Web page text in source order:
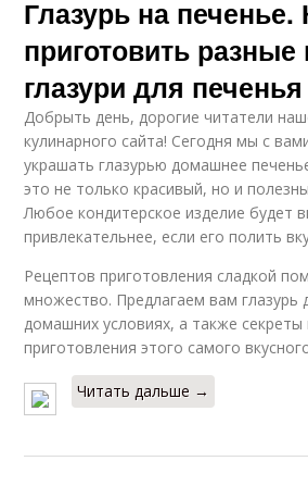
Глазурь на печенье.
приготовить
глазури для
Добрыть день, дорогие читатели
кулинарного сайта! Сегодня мы с
украшать глазурью домашнее
это не только красивый, но и
Любое кондитерское изделие будет
привлекательнее, если его полить
Рецептов приготовления сладкой
множество. Предлагаем вам глазурь
домашних условиях, а также секреты
приготовления этого самого
Читать дальше →